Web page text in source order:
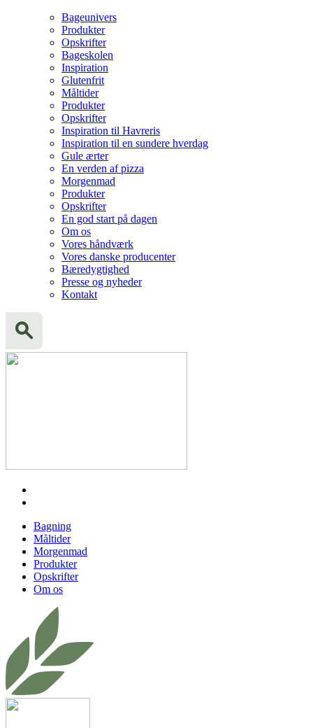
Bageunivers
Produkter
Opskrifter
Bageskolen
Inspiration
Glutenfrit
Måltider
Produkter
Opskrifter
Inspiration til Havreris
Inspiration til en sundere hverdag
Gule ærter
En verden af pizza
Morgenmad
Produkter
Opskrifter
En god start på dagen
Om os
Vores håndværk
Vores danske producenter
Bæredygtighed
Presse og nyheder
Kontakt
Bagning
Måltider
Morgenmad
Produkter
Opskrifter
Om os